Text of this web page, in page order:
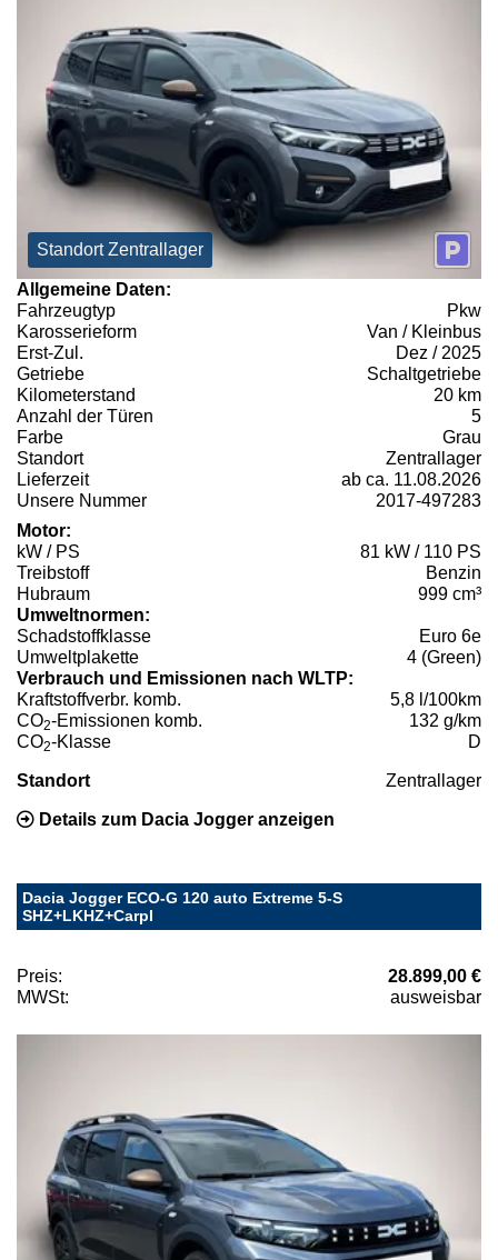
Standort Zentrallager
Allgemeine Daten:
Fahrzeugtyp
Pkw
Karosserieform
Van / Kleinbus
Erst-Zul.
Dez / 2025
Getriebe
Schaltgetriebe
Kilometerstand
20 km
Anzahl der Türen
5
Farbe
Grau
Standort
Zentrallager
Lieferzeit
ab ca. 11.08.2026
Unsere Nummer
2017-497283
Motor:
kW / PS
81 kW / 110 PS
Treibstoff
Benzin
Hubraum
999 cm³
Umweltnormen:
Schadstoffklasse
Euro 6e
Umweltplakette
4 (Green)
Verbrauch und Emissionen nach WLTP:
Kraftstoffverbr. komb.
5,8 l/100km
CO2-Emissionen komb.
132 g/km
CO2-Klasse D
Standort Zentrallager
Details zum Dacia Jogger anzeigen
Dacia Jogger ECO-G 120 auto Extreme 5-S
SHZ+LKHZ+Carpl
Preis:
28.899,00 €
MWSt:
ausweisbar